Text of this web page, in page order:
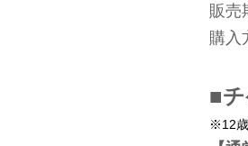
販売
購入
■
​​※12歳